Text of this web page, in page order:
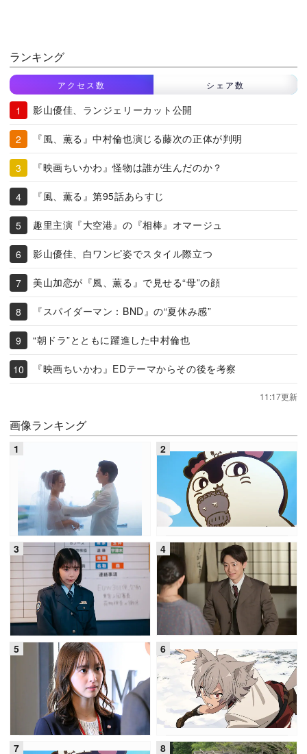
ランキング
アクセス数 シェア数
影山優佳、ランジェリーカット公開
『風、薫る』中村倫也演じる藤次の正体が判明
『映画ちいかわ』怪物は誰が生んだのか？
『風、薫る』第95話あらすじ
趣里主演『大空港』の『相棒』オマージュ
影山優佳、白ワンピ姿でスタイル際立つ
美山加恋が『風、薫る』で見せる“母”の顔
『スパイダーマン：BND』の“夏休み感”
“朝ドラ”とともに躍進した中村倫也
『映画ちいかわ』EDテーマからその後を考察
11:17更新
画像ランキング